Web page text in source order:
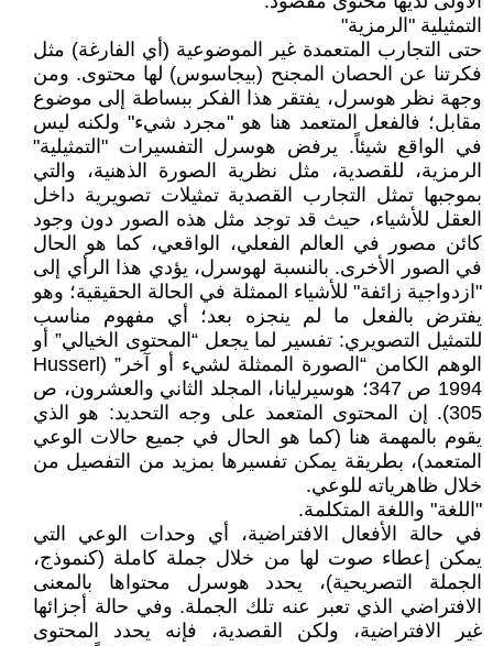
التمثيلية "الرمزية"
حتى التجارب المتعمدة غير الموضوعية (أي الفارغة) مثل
فكرتنا عن الحصان المجنح (بيجاسوس) لها محتوى. ومن
وجهة نظر هوسرل، يفتقر هذا الفكر ببساطة إلى موضوع
مقابل؛ فالفعل المتعمد هنا هو "مجرد شيء" ولكنه ليس
في الواقع شيئاً. يرفض هوسرل التفسيرات "التمثيلية"
الرمزية، للقصدية، مثل نظرية الصورة الذهنية، والتي
بموجبها تمثل التجارب القصدية تمثيلات تصويرية داخل
العقل للأشياء، حيث قد توجد مثل هذه الصور دون وجود
كائن مصور في العالم الفعلي، الواقعي، كما هو الحال
في الصور الأخرى. بالنسبة لهوسرل، يؤدي هذا الرأي إلى
"ازدواجية زائفة" للأشياء الممثلة في الحالة الحقيقية؛ وهو
يفترض بالفعل ما لم ينجزه بعد؛ أي مفهوم مناسب
للتمثيل التصويري: تفسير لما يجعل “المحتوى الخيالي” أو
الوهم الكامن “الصورة الممثلة لشيء أو آخر” (Husserl
1994 ص 347؛ هوسيرليانا، المجلد الثاني والعشرون، ص
305). إن المحتوى المتعمد على وجه التحديد: هو الذي
يقوم بالمهمة هنا (كما هو الحال في جميع حالات الوعي
المتعمد)، بطريقة يمكن تفسيرها بمزيد من التفصيل من
خلال ظاهرياته للوعي.
"اللغة" واللغة المتكلمة.
في حالة الأفعال الافتراضية، أي وحدات الوعي التي
يمكن إعطاء صوت لها من خلال جملة كاملة (كنموذج،
الجملة التصريحية)، يحدد هوسرل محتواها بالمعنى
الافتراضي الذي تعبر عنه تلك الجملة. وفي حالة أجزائها
غير الافتراضية، ولكن القصدية، فإنه يحدد المحتوى